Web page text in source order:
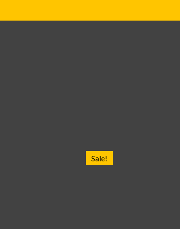
Sale!